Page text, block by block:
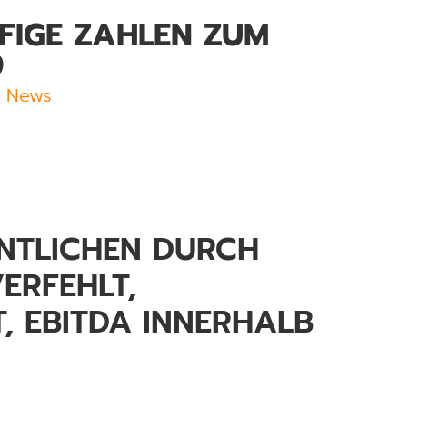
ZAHLEN ZUM
News
DURCH
EBITDA INNERHALB